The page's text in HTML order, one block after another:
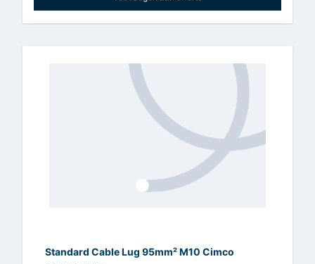
Standard Cable Lug 95mm² M10 Cimco